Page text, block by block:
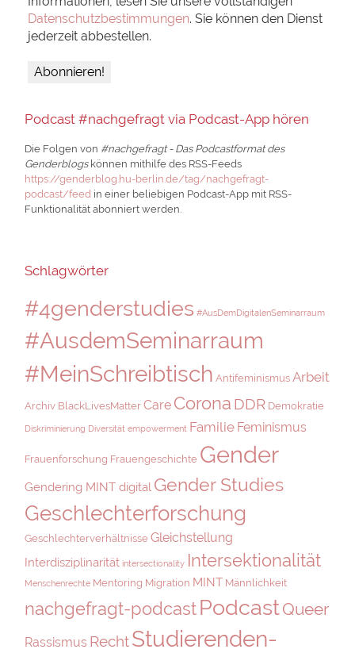
Datenschutzbestimmungen. Sie können den Dienst
jederzeit abbestellen.
Podcast #nachgefragt via Podcast-App hören
Die Folgen von #nachgefragt - Das Podcastformat des
Genderblogskönnen mithilfe des RSS-Feeds
https://genderblog.hu-berlin.de/tag/nachgefragt-
podcast/feed in einer beliebigen Podcast-App mit RSS-
Funktionalität abonniert werden.
Schlagwörter
#4genderstudies #AusDemDigitalenSeminarraum
#AusdemSeminarraum
#MeinSchreibtisch Antifeminismus Arbeit
Archiv BlackLivesMatter Care Corona DDR Demokratie
Diskriminierung Diversität empowerment Familie Feminismus
Frauenforschung Frauengeschichte Gender
Gendering MINT digital Gender Studies
Geschlechterforschung
Geschlechterverhältnisse Gleichstellung
Interdisziplinarität intersectionality Intersektionalität
Menschenrechte Mentoring Migration MINT Männlichkeit
nachgefragt-podcastPodcastQueer
Rassismus RechtStudierenden-